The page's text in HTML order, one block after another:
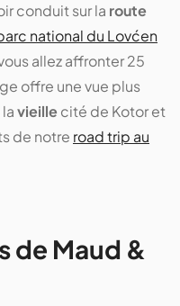
conduit sur la route
national du Lovćen
allez affronter 25
offre une vue plus
vieillecité de Kotor et
de notre road trip au
de Maud &